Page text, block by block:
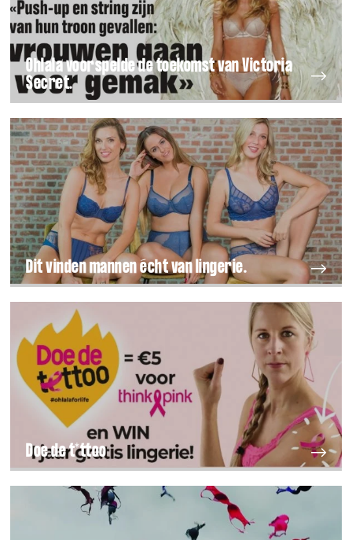
Ohlala voorspelde de toekomst van Victoria
Secret.
Dit vinden mannen écht van lingerie.
Doe de t*ttoo